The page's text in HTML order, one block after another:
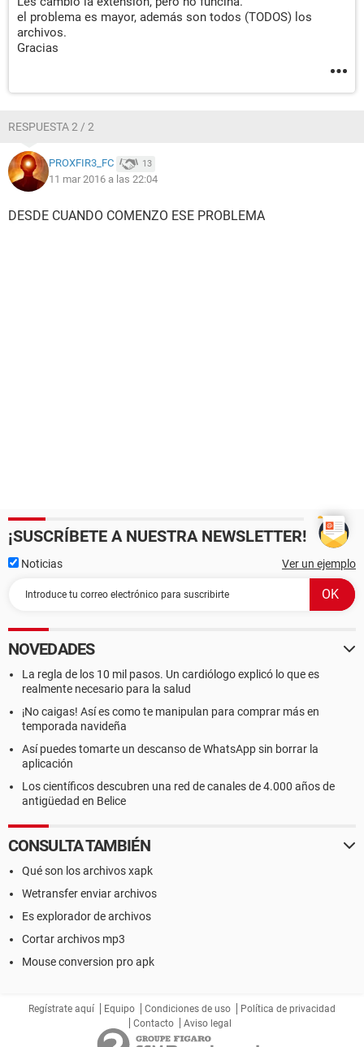
el problema es mayor, además son todos (TODOS) los
archivos.
Gracias
RESPUESTA 2 / 2
PROXFIR3_FC 13
11 mar 2016 a las 22:04
DESDE CUANDO COMENZO ESE PROBLEMA
¡SUSCRÍBETE A NUESTRA NEWSLETTER!
Noticias Ver un ejemplo
NOVEDADES
La regla de los 10 mil pasos. Un cardiólogo explicó lo que es
realmente necesario para la salud
¡No caigas! Así es como te manipulan para comprar más en
temporada navideña
Así puedes tomarte un descanso de WhatsApp sin borrar la
aplicación
Los científicos descubren una red de canales de 4.000 años de
antigüedad en Belice
CONSULTA TAMBIÉN
Qué son los archivos xapk
Wetransfer enviar archivos
Es explorador de archivos
Cortar archivos mp3
Mouse conversion pro apk
Regístrate aquí Equipo Condiciones de uso
Política de privacidad
Contacto
Aviso legal